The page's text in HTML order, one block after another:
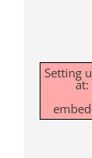
Setting